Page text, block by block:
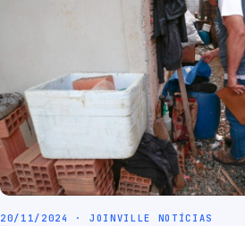
20/11/2024 · JOINVILLE NOTÍCIAS